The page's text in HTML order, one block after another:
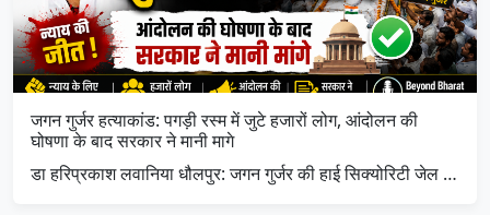
जगन गुर्जर हत्याकांड: पगड़ी रस्म में जुटे हजारों लोग, आंदोलन की
घोषणा के बाद सरकार ने मानी मागे
डा हरिप्रकाश लवानिया धौलपुर: जगन गुर्जर की हाई सिक्योरिटी जेल …